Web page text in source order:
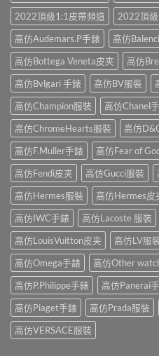
2022頂級1:1皮帶頻道
2022頂
高仿Audemars.P手錶
高仿
高仿Bottega Veneta皮夹
高仿
高仿Bvlgari 手錶
高仿BV服裝
高仿Champion服裝
高仿Chanel
高仿ChromeHearts服裝
高仿
高仿F.Muller手錶
高仿Fear of
高仿Fendi皮夹
高仿Gucci服裝
高仿Hermes服裝
高仿Hermes皮
高仿IWC手錶
高仿Lacoste 服裝
高仿LouisVuitton皮夹
高仿LV服
高仿Omega手錶
高仿Other
高仿P.Philippe手錶
高仿Panerai
高仿Piaget手錶
高仿Prada服裝
高仿VERSACE服裝